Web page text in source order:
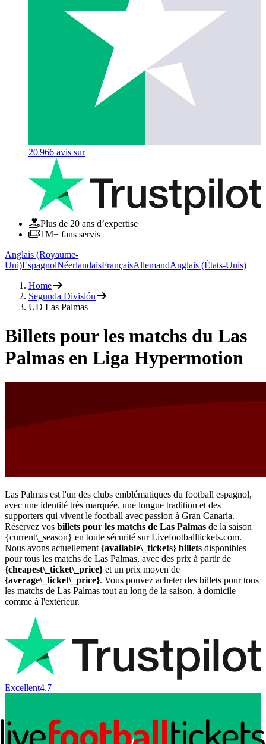
20 966 avis sur
Plus de 20 ans d’expertise
1M+ fans servis
Anglais (Royaume-
Uni)EspagnolNéerlandaisFrançaisAllemandAnglais (États-Unis)
Home
Segunda División
UD Las Palmas
Billets pour les matchs du Las
Palmas en Liga Hypermotion
Las Palmas est l'un des clubs emblématiques du football espagnol,
avec une identité très marquée, une longue tradition et des
supporters qui vivent le football avec passion à Gran Canaria.
Réservez vos billets pour les matchs de Las Palmas de la saison
{current\_season} en toute sécurité sur Livefootballtickets.com.
Nous avons actuellement {available\_tickets} billets disponibles
pour tous les matchs de Las Palmas, avec des prix à partir de
{cheapest\_ticket\_price} et un prix moyen de
{average\_ticket\_price}. Vous pouvez acheter des billets pour tous
les matchs de Las Palmas tout au long de la saison, à domicile
comme à l'extérieur.
Excellent4.7